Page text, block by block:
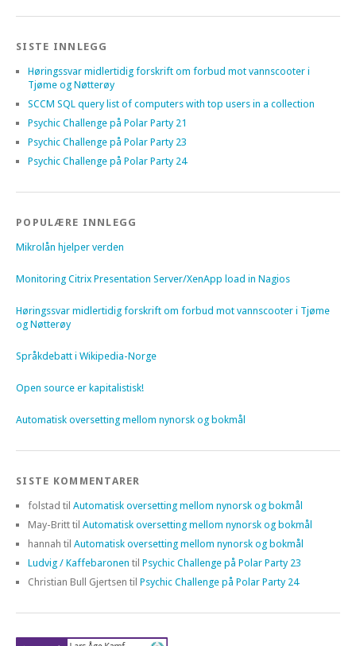
SISTE INNLEGG
Høringssvar midlertidig forskrift om forbud mot vannscooter i
Tjøme og Nøtterøy
SCCM SQL query list of computers with top users in a collection
Psychic Challenge på Polar Party 21
Psychic Challenge på Polar Party 23
Psychic Challenge på Polar Party 24
POPULÆRE INNLEGG
Mikrolån hjelper verden
Monitoring Citrix Presentation Server/XenApp load in Nagios
Høringssvar midlertidig forskrift om forbud mot vannscooter i Tjøme
og Nøtterøy
Språkdebatt i Wikipedia-Norge
Open source er kapitalistisk!
Automatisk oversetting mellom nynorsk og bokmål
SISTE KOMMENTARER
folstad til Automatisk oversetting mellom nynorsk og bokmål
May-Britt til Automatisk oversetting mellom nynorsk og bokmål
hannah til Automatisk oversetting mellom nynorsk og bokmål
Ludvig / Kaffebaronen til Psychic Challenge på Polar Party 23
Christian Bull Gjertsen til Psychic Challenge på Polar Party 24